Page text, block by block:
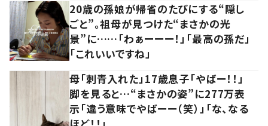
20歳の孫娘が帰省のたびにする“隠し
ごと”。祖母が見つけた“まさかの光
景”に……「わぁーーー！」「最高の孫だ」
「これいいですね」
母「刺青入れた」17歳息子「やばー！！」
脚を見ると…“まさかの姿”に277万表
示「違う意味でやばーー（笑）」「な、なる